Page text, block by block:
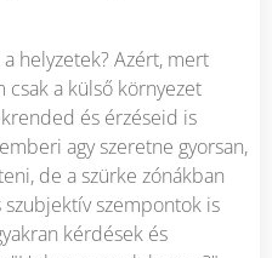
helyzetek? Azért, mert
a külső környezet
és érzéseid is
agy szeretne gyorsan,
de a szürke zónákban
szempontok is
kérdések és